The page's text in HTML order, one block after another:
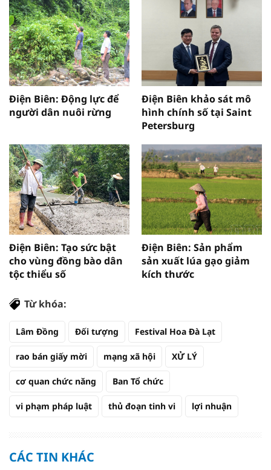
Điện Biên: Động lực để
người dân nuôi rừng
Điện Biên khảo sát mô
hình chính số tại Saint
Petersburg
Điện Biên: Tạo sức bật
cho vùng đồng bào dân
tộc thiểu số
Điện Biên: Sản phẩm
sản xuất lúa gạo giảm
kích thước
Từ khóa:
Lâm Đồng Đối tượng Festival Hoa Đà Lạt
rao bán giấy mời mạng xã hội XỬ LÝ
cơ quan chức năng Ban Tổ chức
vi phạm pháp luật thủ đoạn tinh vi lợi nhuận
CÁC TIN KHÁC